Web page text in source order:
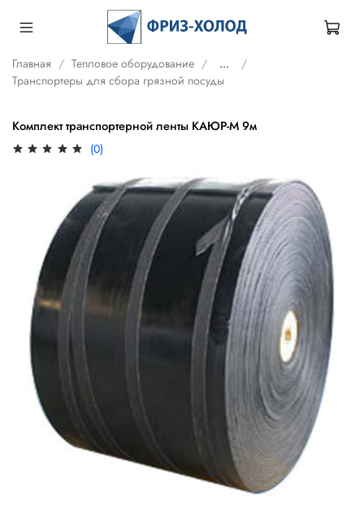
Главная Тепловое оборудование
...
Транспортеры для сбора грязной посуды
Комплект транспортерной ленты КАЮР-М 9м
(0)